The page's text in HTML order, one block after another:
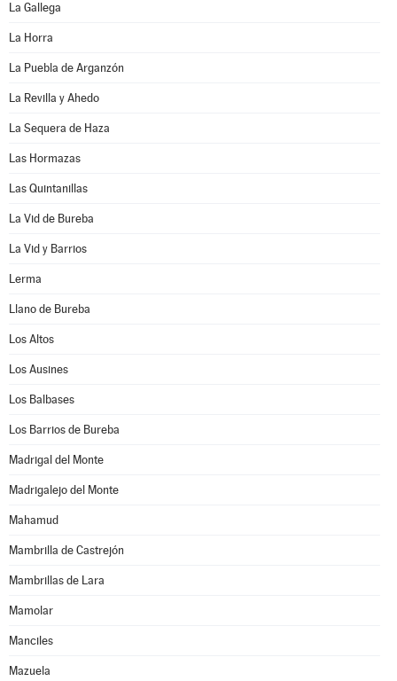
La Gallega
La Horra
La Puebla de Arganzón
La Revilla y Ahedo
La Sequera de Haza
Las Hormazas
Las Quintanillas
La Vid de Bureba
La Vid y Barrios
Lerma
Llano de Bureba
Los Altos
Los Ausines
Los Balbases
Los Barrios de Bureba
Madrigal del Monte
Madrigalejo del Monte
Mahamud
Mambrilla de Castrejón
Mambrillas de Lara
Mamolar
Manciles
Mazuela